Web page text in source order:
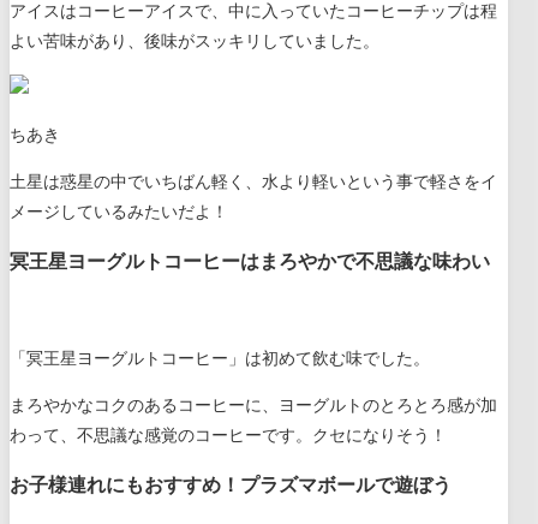
アイスはコーヒーアイスで、中に入っていたコーヒーチップは程
よい苦味があり、後味がスッキリしていました。
ちあき
土星は惑星の中でいちばん軽く、水より軽いという事で軽さをイ
メージしているみたいだよ！
冥王星ヨーグルトコーヒーはまろやかで不思議な味わい
「冥王星ヨーグルトコーヒー」は初めて飲む味でした。
まろやかなコクのあるコーヒーに、ヨーグルトのとろとろ感が加
わって、不思議な感覚のコーヒーです。クセになりそう！
お子様連れにもおすすめ！プラズマボールで遊ぼう